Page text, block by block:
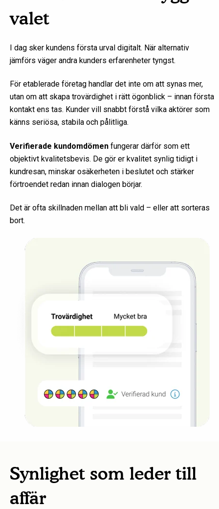
valet
I dag sker kundens första urval digitalt. När alternativ
jämförs väger andra kunders erfarenheter tyngst.
För etablerade företag handlar det inte om att synas mer,
utan om att skapa trovärdighet i rätt ögonblick – innan första
kontakt ens tas. Kunder vill snabbt förstå vilka aktörer som
känns seriösa, stabila och pålitliga.
Verifierade kundomdömen fungerar därför som ett
objektivt kvalitetsbevis. De gör er kvalitet synlig tidigt i
kundresan, minskar osäkerheten i beslutet och stärker
förtroendet redan innan dialogen börjar.
Det är ofta skillnaden mellan att bli vald – eller att sorteras
bort.
Synlighet som leder till
affär